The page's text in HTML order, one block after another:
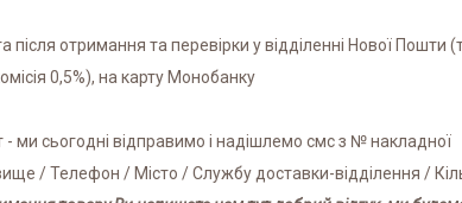
після отримання та перевірки у відділенні Нової
0,5%), на карту Монобанку
ми сьогодні відправимо і надішлемо смс з № накладної
/ Телефон / Місто / Службу доставки-відділення /